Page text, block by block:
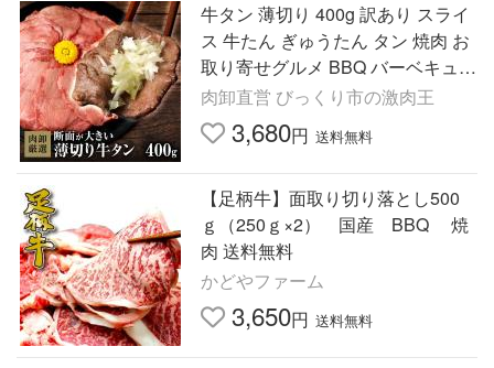
牛タン 薄切り 400g 訳あり スライ
ス 牛たん ぎゅうたん タン 焼肉 お
取り寄せグルメ BBQ バーベキュー
牛肉 肉 爆買
肉卸直営 びっくり市の激肉王
3,680円 送料無料
【足柄牛】面取り切り落とし500
ｇ（250ｇ×2） 国産 BBQ 焼
肉 送料無料
かどやファーム
3,650円 送料無料